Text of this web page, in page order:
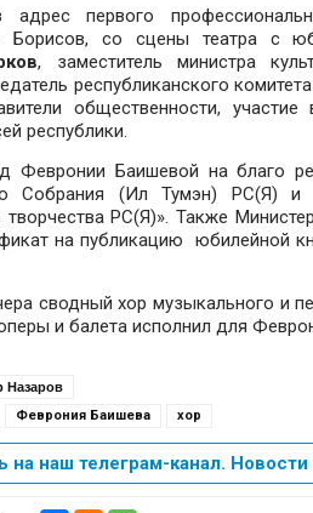
адрес первого
Борисов, со сцены театра с
, заместитель министра
республиканского
общественности,
республики.
Февронии Баишевой на благо
Собрания (Ил Тумэн) РС(Я)
творчества РС(Я)». Также
на публикацию юбилейной
сводный хор музыкального и
и балета исполнил для
Назаров
Феврония Баишева хор
на наш телеграм-канал.